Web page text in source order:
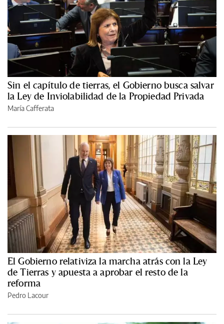
Sin el capítulo de tierras, el Gobierno busca salvar
la Ley de Inviolabilidad de la Propiedad Privada
María Cafferata
El Gobierno relativiza la marcha atrás con la Ley
de Tierras y apuesta a aprobar el resto de la
reforma
Pedro Lacour